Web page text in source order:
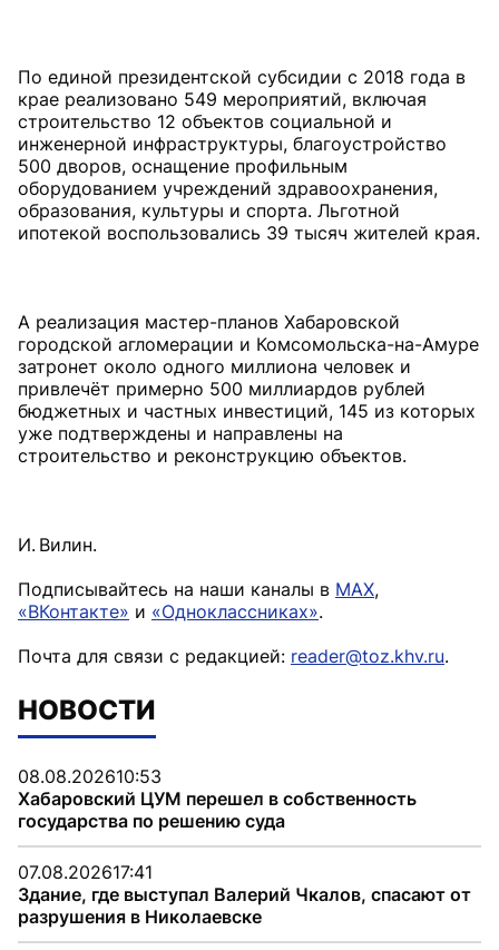
По единой президентской субсидии с 2018 года в
крае реализовано 549 мероприятий, включая
строительство 12 объектов социальной и
инженерной инфраструктуры, благоустройство
500 дворов, оснащение профильным
оборудованием учреждений здравоохранения,
образования, культуры и спорта. Льготной
ипотекой воспользовались 39 тысяч жителей края.
А реализация мастер-пла­нов Хабаровской
городской агломерации и Комсомоль­ска-на-Амуре
затронет около одного миллиона человек и
привлечёт примерно 500 миллиардов рублей
бюджетных и частных инвестиций, 145 из которых
уже подтверждены и направлены на
строительство и реконструкцию объектов.
И. Вилин.
Подписывайтесь на наши каналы в MAX,
«ВКонтакте» и «Одноклассниках».
Почта для связи с редакцией: reader@toz.khv.ru.
НОВОСТИ
08.08.202610:53
Хабаровский ЦУМ перешел в собственность
государства по решению суда
07.08.202617:41
Здание, где выступал Валерий Чкалов, спасают от
разрушения в Николаевске